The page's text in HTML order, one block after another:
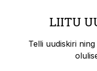
LIITU
Telli uudiskiri